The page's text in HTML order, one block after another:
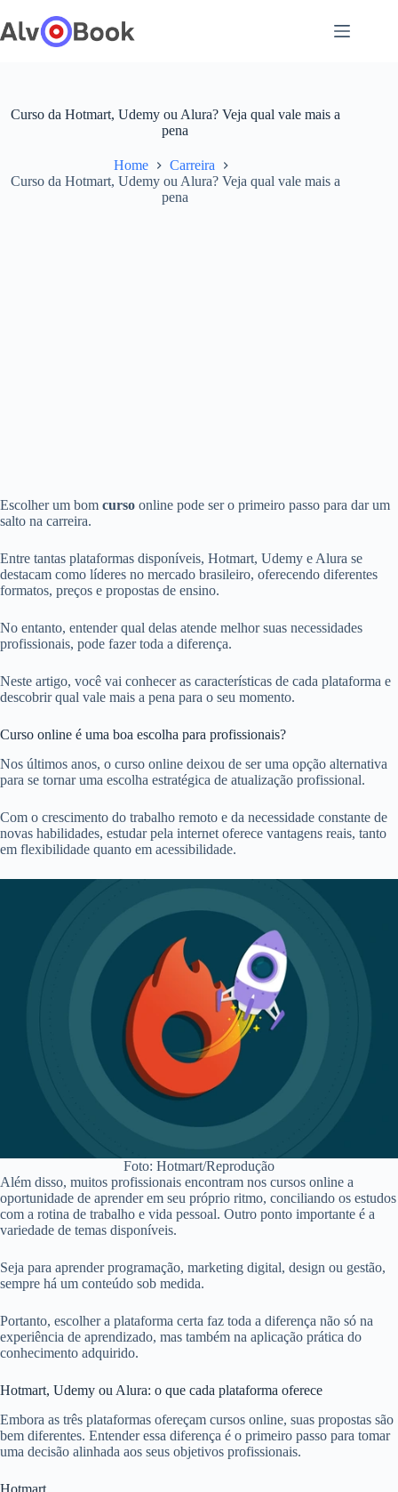
para
o
Curso da Hotmart, Udemy ou Alura? Veja qual vale mais a
pena
Home
Carreira
Curso da Hotmart, Udemy ou Alura? Veja qual vale mais a
pena
Escolher um bom curso online pode ser o primeiro passo para dar um
salto na carreira.
Entre tantas plataformas disponíveis, Hotmart, Udemy e Alura se
destacam como líderes no mercado brasileiro, oferecendo diferentes
formatos, preços e propostas de ensino.
No entanto, entender qual delas atende melhor suas necessidades
profissionais, pode fazer toda a diferença.
Neste artigo, você vai conhecer as características de cada plataforma e
descobrir qual vale mais a pena para o seu momento.
Curso online é uma boa escolha para profissionais?
Nos últimos anos, o curso online deixou de ser uma opção alternativa
para se tornar uma escolha estratégica de atualização profissional.
Com o crescimento do trabalho remoto e da necessidade constante de
novas habilidades, estudar pela internet oferece vantagens reais, tanto
em flexibilidade quanto em acessibilidade.
Foto: Hotmart/Reprodução
Além disso, muitos profissionais encontram nos cursos online a
oportunidade de aprender em seu próprio ritmo, conciliando os estudos
com a rotina de trabalho e vida pessoal. Outro ponto importante é a
variedade de temas disponíveis.
Seja para aprender programação, marketing digital, design ou gestão,
sempre há um conteúdo sob medida.
Portanto, escolher a plataforma certa faz toda a diferença não só na
experiência de aprendizado, mas também na aplicação prática do
conhecimento adquirido.
Hotmart, Udemy ou Alura: o que cada plataforma oferece
Embora as três plataformas ofereçam cursos online, suas propostas são
bem diferentes. Entender essa diferença é o primeiro passo para tomar
uma decisão alinhada aos seus objetivos profissionais.
Hotmart